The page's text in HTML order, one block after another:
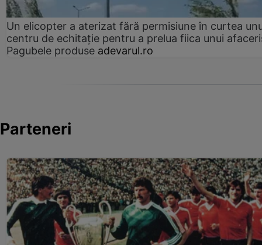
Un elicopter a aterizat fără permisiune în curtea
centru de echitație pentru a prelua fiica unui
Pagubele produse adevarul.ro
Parteneri